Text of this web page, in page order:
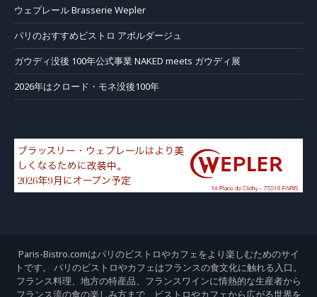
ウェプレール Brasserie Wepler
パリのおすすめビストロ アボルダージュ
ガウディ没後 100年公式事業 NAKED meets ガウディ展
2026年はクロード・モネ没後100年
Paris-Bistro.comはパリのビストロやカフェをより楽しむためのサイ
トです。 パリのビストロやカフェはフランスの食文化に触れる入口。
フランス料理、地方の特産品、フランスワインに情熱的な生産者から
フランス流の食の楽しみ方まで、ビストロやカフェから広がる世界を